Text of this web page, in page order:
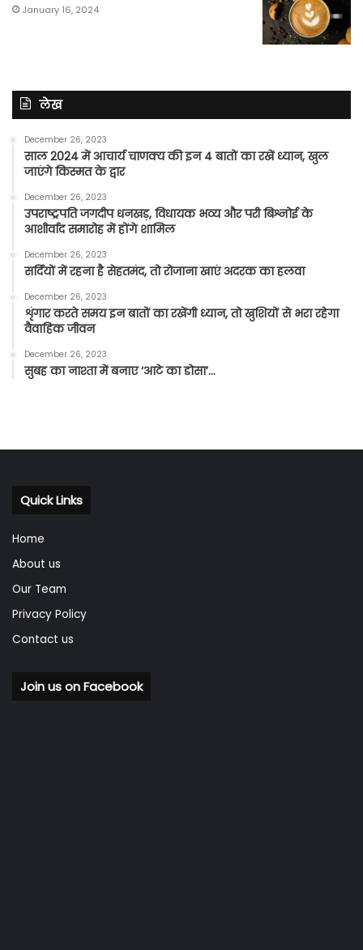
January 16, 2024
लेख
December 26, 2023
साल 2024 में आचार्य चाणक्य की इन 4 बातों का रखें ध्यान, खुल
जाएंगे किस्मत के द्वार
December 26, 2023
उपराष्ट्रपति जगदीप धनखड़, विधायक भव्य और परी बिश्नोई के
आशीर्वाद समारोह में होंगे शामिल
December 26, 2023
सर्दियों में रहना है सेहतमंद, तो रोजाना खाएं अदरक का हलवा
December 26, 2023
शृंगार करते समय इन बातों का रखेंगी ध्यान, तो खुशियों से भरा रहेगा
वैवाहिक जीवन
December 26, 2023
सुबह का नाश्ता में बनाए ‘आटे का डोसा’…
Quick Links
Home
About us
Our Team
Privacy Policy
Contact us
Join us on Facebook